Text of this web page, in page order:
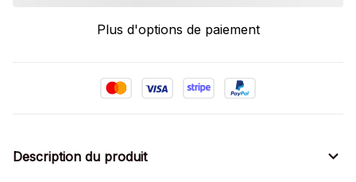
Plus d'options de paiement
Description du produit